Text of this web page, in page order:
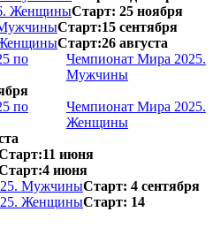
ЖенщиныСтарт: 25 ноября
Старт:15 сентября
Старт:26 августа
Чемпионат Мира 2025.
Мужчины
Чемпионат Мира 2025.
Женщины
июня
июня
МужчиныСтарт: 4 сентября
ЖенщиныСтарт: 14